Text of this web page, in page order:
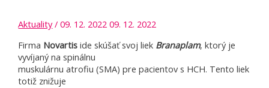
Aktuality/09. 12. 2022 09. 12. 2022
Firma Novartis ide skúšať svoj liek Branaplam, ktorý je
vyvíjaný na spinálnu
muskulárnu atrofiu (SMA) pre pacientov s HCH. Tento liek
totiž znižuje